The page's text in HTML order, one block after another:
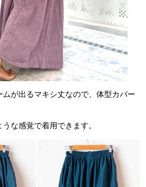
が出るマキシ丈なので、体型カバー
な感覚で着用できます。